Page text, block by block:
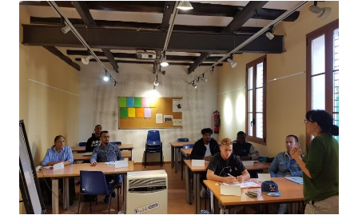
APOSTANT
PER
L’EDUCACIÓ
AMBIENTAL
COM
A
EINA
DE
TRANSFORMACIÓ
SOCIAL